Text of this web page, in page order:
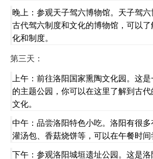
晚上：参观天子驾六博物馆。天子驾
古代驾六制度和文化的博物馆，可以
化和制度。
第三天：
上午：前往洛阳国家熏陶文化园。这
的主题公园，你可以在这里了解到古
文化。
中午：品尝洛阳特色小吃。洛阳有很
灌汤包、香菇烧饼等，可以在午餐时间
下午：参观洛阳城垣遗址公园。这是